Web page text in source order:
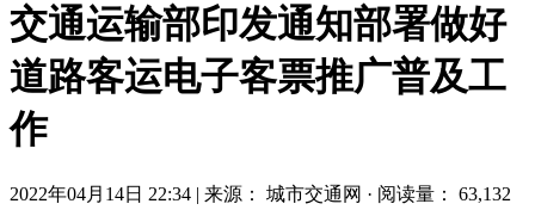
交通运输部印发通知部署做好
道路客运电子客票推广普及工
作
2022年04月14日 22:34 | 来源： 城市交通网 · 阅读量： 63,132